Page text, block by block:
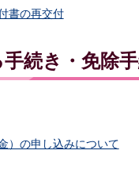
書の再交付
続き・免除
）の申し込みについて